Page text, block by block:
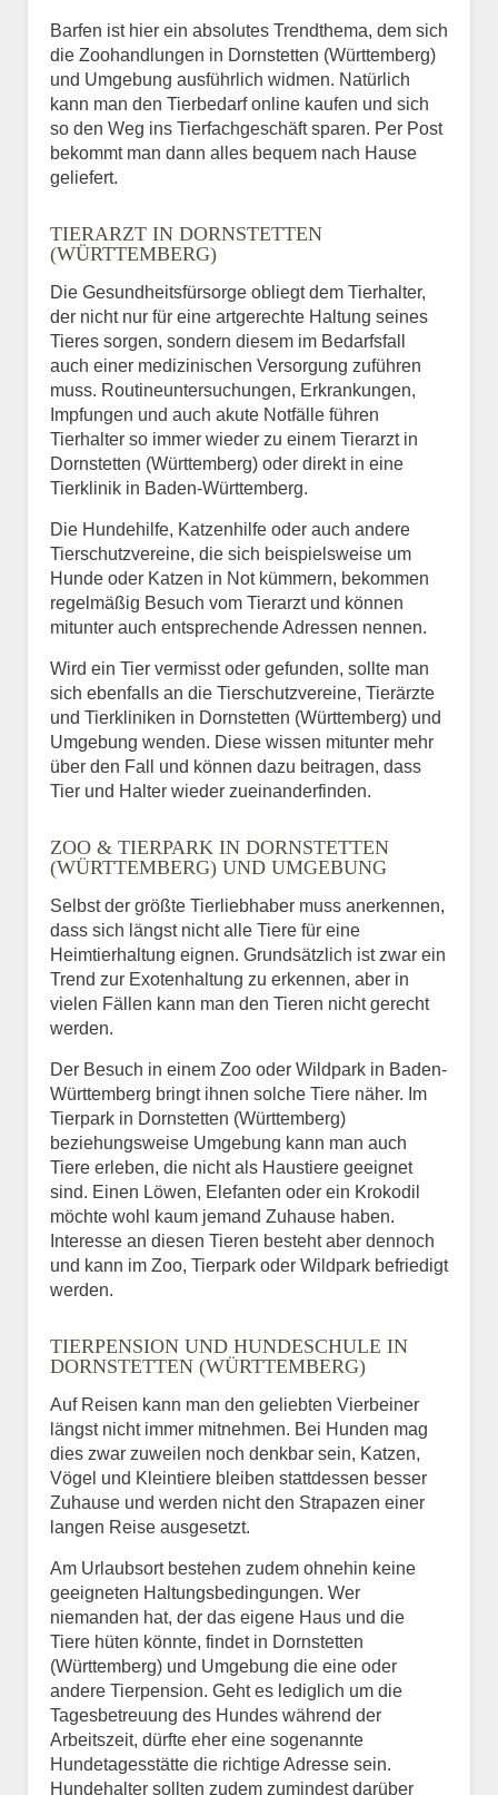
Barfen ist hier ein absolutes Trendthema, dem sich
die Zoohandlungen in Dornstetten (Württemberg)
und Umgebung ausführlich widmen. Natürlich
kann man den Tierbedarf online kaufen und sich
so den Weg ins Tierfachgeschäft sparen. Per Post
bekommt man dann alles bequem nach Hause
geliefert.
TIERARZT IN DORNSTETTEN
(WÜRTTEMBERG)
Die Gesundheitsfürsorge obliegt dem Tierhalter,
der nicht nur für eine artgerechte Haltung seines
Tieres sorgen, sondern diesem im Bedarfsfall
auch einer medizinischen Versorgung zuführen
muss. Routineuntersuchungen, Erkrankungen,
Impfungen und auch akute Notfälle führen
Tierhalter so immer wieder zu einem Tierarzt in
Dornstetten (Württemberg) oder direkt in eine
Tierklinik in Baden-Württemberg.
Die Hundehilfe, Katzenhilfe oder auch andere
Tierschutzvereine, die sich beispielsweise um
Hunde oder Katzen in Not kümmern, bekommen
regelmäßig Besuch vom Tierarzt und können
mitunter auch entsprechende Adressen nennen.
Wird ein Tier vermisst oder gefunden, sollte man
sich ebenfalls an die Tierschutzvereine, Tierärzte
und Tierkliniken in Dornstetten (Württemberg) und
Umgebung wenden. Diese wissen mitunter mehr
über den Fall und können dazu beitragen, dass
Tier und Halter wieder zueinanderfinden.
ZOO & TIERPARK IN DORNSTETTEN
(WÜRTTEMBERG) UND UMGEBUNG
Selbst der größte Tierliebhaber muss anerkennen,
dass sich längst nicht alle Tiere für eine
Heimtierhaltung eignen. Grundsätzlich ist zwar ein
Trend zur Exotenhaltung zu erkennen, aber in
vielen Fällen kann man den Tieren nicht gerecht
werden.
Der Besuch in einem Zoo oder Wildpark in Baden-
Württemberg bringt ihnen solche Tiere näher. Im
Tierpark in Dornstetten (Württemberg)
beziehungsweise Umgebung kann man auch
Tiere erleben, die nicht als Haustiere geeignet
sind. Einen Löwen, Elefanten oder ein Krokodil
möchte wohl kaum jemand Zuhause haben.
Interesse an diesen Tieren besteht aber dennoch
und kann im Zoo, Tierpark oder Wildpark befriedigt
werden.
TIERPENSION UND HUNDESCHULE IN
DORNSTETTEN (WÜRTTEMBERG)
Auf Reisen kann man den geliebten Vierbeiner
längst nicht immer mitnehmen. Bei Hunden mag
dies zwar zuweilen noch denkbar sein, Katzen,
Vögel und Kleintiere bleiben stattdessen besser
Zuhause und werden nicht den Strapazen einer
langen Reise ausgesetzt.
Am Urlaubsort bestehen zudem ohnehin keine
geeigneten Haltungsbedingungen. Wer
niemanden hat, der das eigene Haus und die
Tiere hüten könnte, findet in Dornstetten
(Württemberg) und Umgebung die eine oder
andere Tierpension. Geht es lediglich um die
Tagesbetreuung des Hundes während der
Arbeitszeit, dürfte eher eine sogenannte
Hundetagesstätte die richtige Adresse sein.
Hundehalter sollten zudem zumindest darüber